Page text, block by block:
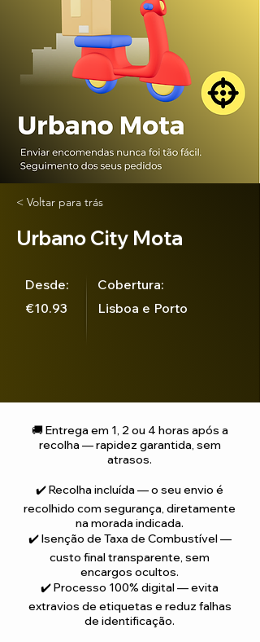
< Voltar para trás
Urbano City Mota
Desde:
Cobertura:
€10.93
Lisboa e Porto
🚚 Entrega em 1, 2 ou 4 horas após a
recolha — rapidez garantida, sem
atrasos.
✔️ Recolha incluída — o seu envio é
recolhido com segurança, diretamente
na morada indicada.
✔️ Isenção de Taxa de Combustível —
custo final transparente, sem
encargos ocultos.
✔️ Processo 100% digital — evita
extravios de etiquetas e reduz falhas
de identificação.